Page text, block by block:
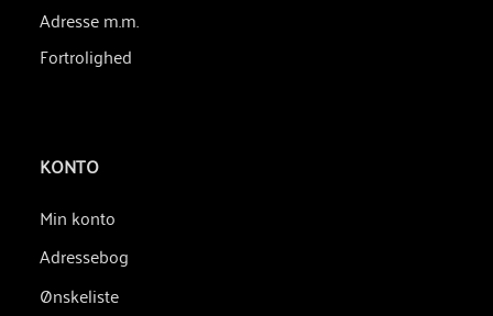
Adresse m.m.
Fortrolighed
KONTO
Min konto
Adressebog
Ønskeliste